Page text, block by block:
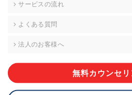
株式会社div 個人情報問合せ窓口
メールアドレス:privacy_policy@di-
ご本人様が当社に個人情報を提供され
応ができない場合があります。
サービスの流れ
よくある質問
法人のお客様へ
無料カウンセ